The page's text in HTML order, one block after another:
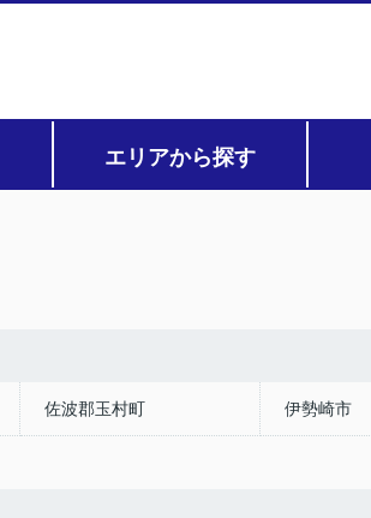
エリアから探す
佐波郡玉村町 伊勢崎市